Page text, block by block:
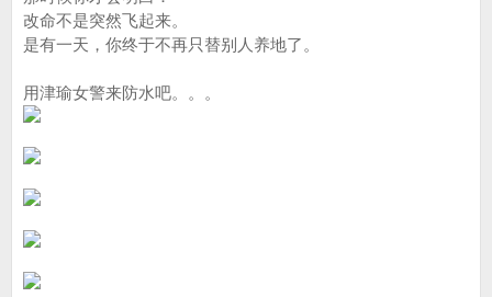
改命不是突然飞起来。
是有一天，你终于不再只替别人养地了。
用津瑜女警来防水吧。。。